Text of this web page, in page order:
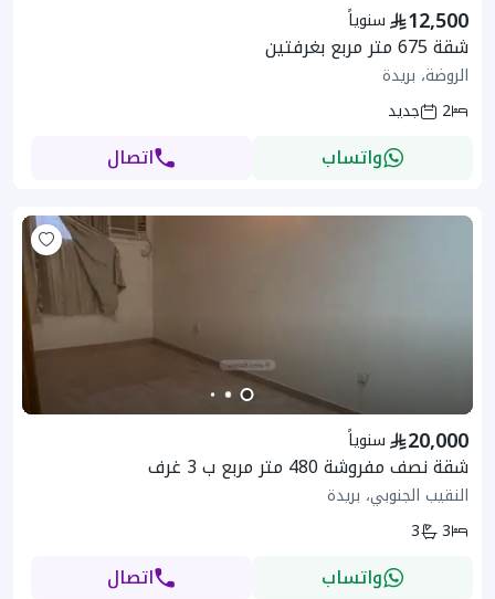
سنوياً 12,500
شقة 675 متر مربع بغرفتين
الروضة، بريدة
2
جديد
واتساب اتصال
سنوياً 20,000
شقة نصف مفروشة 480 متر مربع ب 3 غرف
النقيب الجنوبي، بريدة
3
3
واتساب اتصال